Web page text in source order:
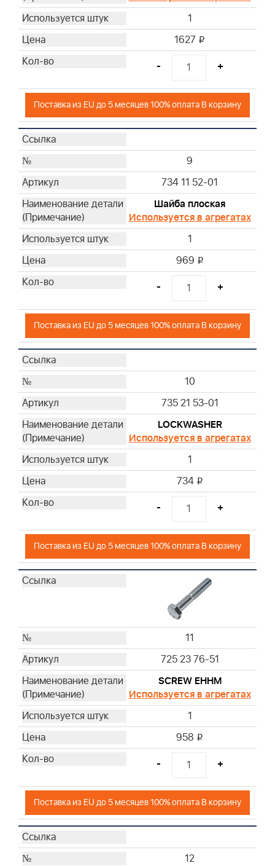
1
1627 i
- +
Поставка из EU до 5 месяцев 100% оплата В корзину
9
734 11 52-01
Шайба плоская
Используется в агрегатах
1
969 i
- +
Поставка из EU до 5 месяцев 100% оплата В корзину
10
735 21 53-01
LOCKWASHER
Используется в агрегатах
1
734 i
- +
Поставка из EU до 5 месяцев 100% оплата В корзину
11
725 23 76-51
SCREW EHHM
Используется в агрегатах
1
958 i
- +
Поставка из EU до 5 месяцев 100% оплата В корзину
12